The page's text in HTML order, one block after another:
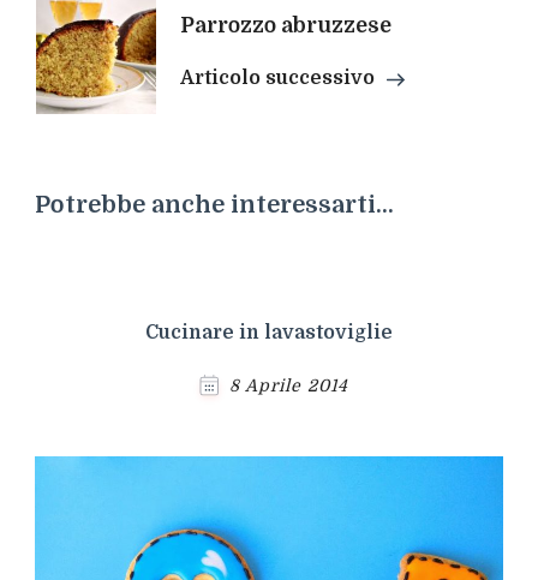
Parrozzo abruzzese
Articolo successivo
Potrebbe anche interessarti...
Cucinare in lavastoviglie
8 Aprile 2014